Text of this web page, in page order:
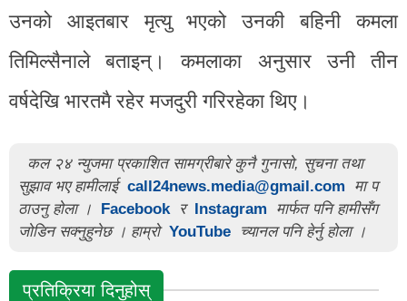
उनको आइतबार मृत्यु भएको उनकी बहिनी कमला
तिमिल्सैनाले बताइन्। कमलाका अनुसार उनी तीन
वर्षदेखि भारतमै रहेर मजदुरी गरिरहेका थिए।
कल २४ न्युजमा प्रकाशित सामग्रीबारे कुनै गुनासो, सुचना तथा
सुझाव भए हामीलाई call24news.media@gmail.com
मा प
ठाउनु होला ।
Facebook र Instagram
मार्फत पनि हामीसँग
जोडिन सक्नुहुनेछ । हाम्रो YouTube च्यानल पनि हेर्नु होला ।
प्रतिक्रिया दिनुहोस्